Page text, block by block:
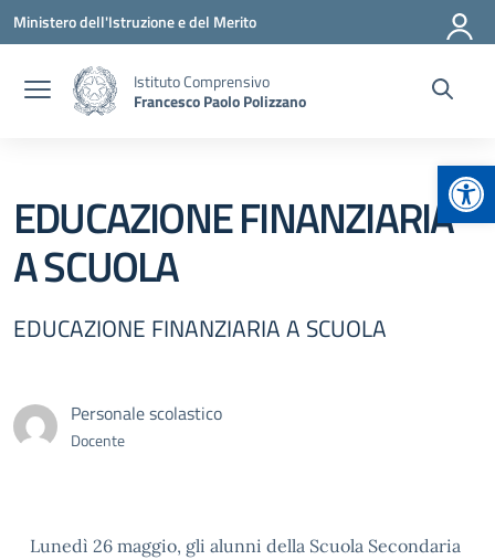
Vai ai contenuti
Vai al menu di navigazione
Vai al footer
Ministero dell'Istruzione e del Merito
Istituto Comprensivo
Francesco Paolo Polizzano
EDUCAZIONE FINANZIARIA
A SCUOLA
EDUCAZIONE FINANZIARIA A SCUOLA
Personale scolastico
Docente
Lunedì 26 maggio, gli alunni della Scuola Secondaria